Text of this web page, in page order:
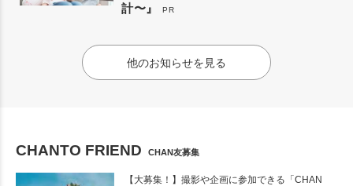
計〜』
PR
他のお知らせを見る
CHANTO FRIEND CHAN友募集
【大募集！】撮影や企画に参加できる「CHAN